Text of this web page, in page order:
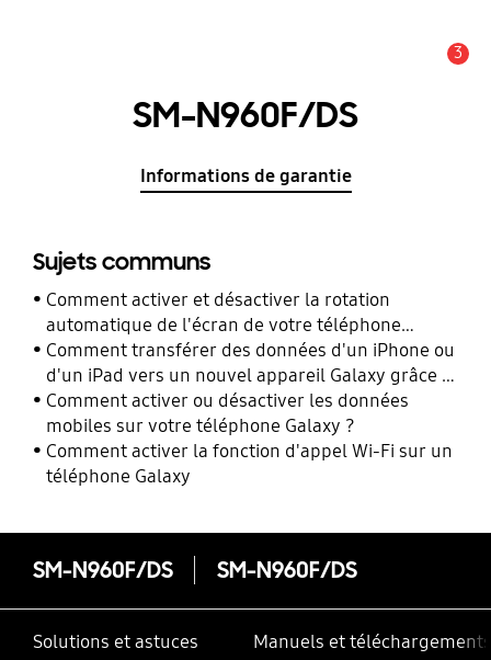
3
SM-N960F/DS
Informations de garantie
Sujets communs
Comment activer et désactiver la rotation
automatique de l'écran de votre téléphone
Galaxy ?
Comment transférer des données d'un iPhone ou
d'un iPad vers un nouvel appareil Galaxy grâce à
Smart Switch ?
Comment activer ou désactiver les données
mobiles sur votre téléphone Galaxy ?
Comment activer la fonction d'appel Wi-Fi sur un
téléphone Galaxy
SM-N960F/DS SM-N960F/DS
Solutions et astuces Manuels et téléchargements